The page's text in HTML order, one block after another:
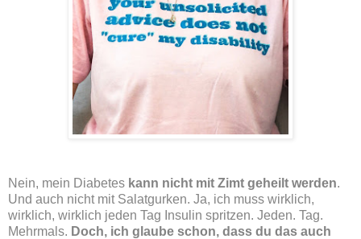
Nein, mein Diabetes kann nicht mit Zimt geheilt werden.
Und auch nicht mit Salatgurken. Ja, ich muss wirklich,
wirklich, wirklich jeden Tag Insulin spritzen. Jeden. Tag.
Mehrmals. Doch, ich glaube schon, dass du das auch